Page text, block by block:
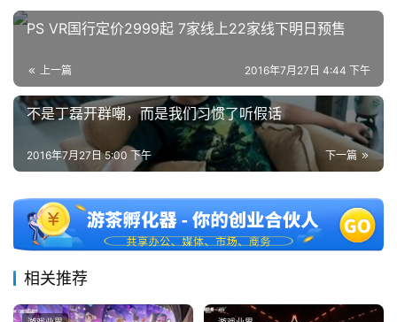
国
PS VR国行定价2999起 7家线上22家线下明日预售
上一篇 2016年7月27日 4:44 下午
不是丁磊开群嘲，而是我们习惯了听假话
下一篇
2016年7月27日 5:00 下午
相关推荐